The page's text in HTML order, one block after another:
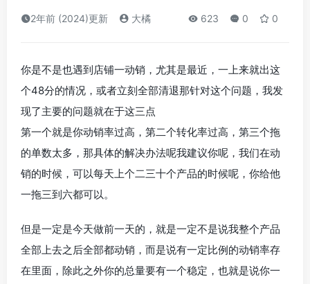
2年前 (2024)更新 大橘 623 0 0
你是不是也遇到店铺一动销，尤其是最近，一上来就出这
个48分的情况，或者立刻全部清退那针对这个问题，我发
现了主要的问题就在于这三点
第一个就是你动销率过高，第二个转化率过高，第三个拖
的单数太多，那具体的解决办法呢我建议你呢，我们在动
销的时候，可以每天上个二三十个产品的时候呢，你给他
一拖三到六都可以。
但是一定是今天做前一天的，就是一定不是说我整个产品
全部上去之后全部都动销，而是说有一定比例的动销率存
在里面，除此之外你的总量要有一个稳定，也就是说你一